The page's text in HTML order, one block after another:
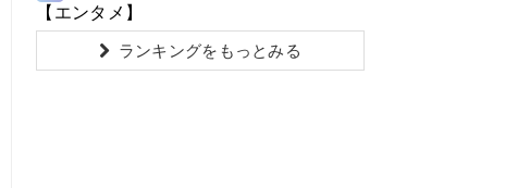
【エンタメ】
ランキングをもっとみる